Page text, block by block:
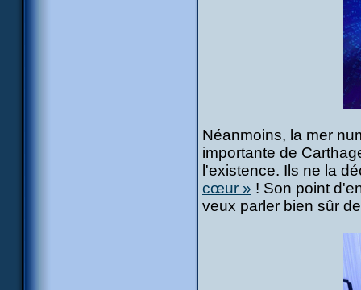
Néanmoins, la mer
importante de
l'existence. Ils ne la
cœur » ! Son point
veux parler bien sûr